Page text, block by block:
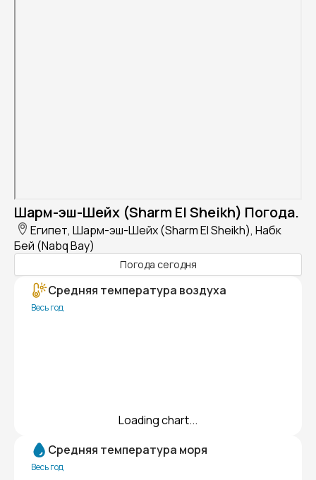
Шарм-эш-Шейх (Sharm El Sheikh) Погода.
Египет, Шарм-эш-Шейх (Sharm El Sheikh), Набк
Бей (Nabq Bay)
Погода сегодня
Средняя температура воздуха
Весь год
Loading chart...
Средняя температура моря
Весь год